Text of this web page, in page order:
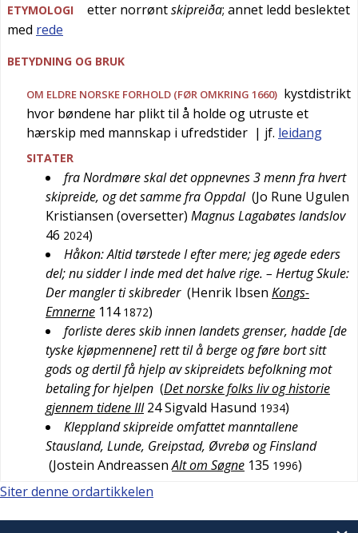
ETYMOLOGI etter norrøntskipreiða; annet ledd beslektet
med rede
BETYDNING OG BRUK
OM ELDRE NORSKE FORHOLD (FØR OMKRING 1660) kystdistrikt
hvor bøndene har plikt til å holde og utruste et
hærskip med mannskap i ufredstider | jf. leidang
SITATER
fra Nordmøre skal det oppnevnes 3 menn fra hvert
skipreide, og det samme fra Oppdal (Jo Rune Ugulen
Kristiansen (oversetter) Magnus Lagabøtes landslov
46 2024)
Håkon: Altid tørstede I efter mere; jeg øgede eders
del; nu sidder I inde med det halve rige. – Hertug Skule:
Der mangler ti skibreder (Henrik Ibsen Kongs-
Emnerne 114 1872)
forliste deres skib innen landets grenser, hadde [de
tyske kjøpmennene] rett til å berge og føre bort sitt
gods og dertil få hjelp av skipreidets befolkning mot
betaling for hjelpen (Det norske folks liv og historie
gjennem tidene III 24Sigvald Hasund 1934)
Kleppland skipreide omfattet manntallene
Stausland, Lunde, Greipstad, Øvrebø og Finsland
(Jostein Andreassen Alt om Søgne 135 1996)
Siter denne ordartikkelen